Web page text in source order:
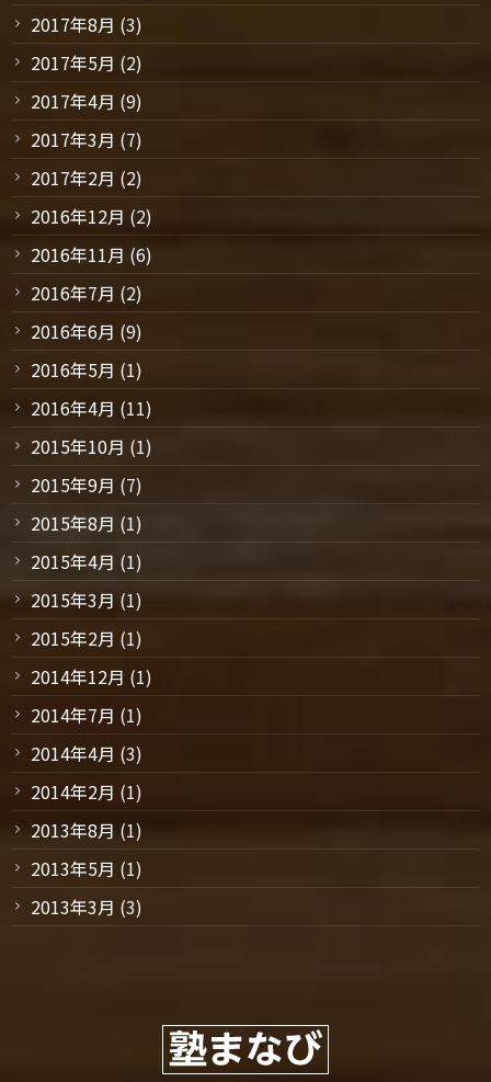
2017年8月 (3)
2017年5月 (2)
2017年4月 (9)
2017年3月 (7)
2017年2月 (2)
2016年12月 (2)
2016年11月 (6)
2016年7月 (2)
2016年6月 (9)
2016年5月 (1)
2016年4月 (11)
2015年10月 (1)
2015年9月 (7)
2015年8月 (1)
2015年4月 (1)
2015年3月 (1)
2015年2月 (1)
2014年12月 (1)
2014年7月 (1)
2014年4月 (3)
2014年2月 (1)
2013年8月 (1)
2013年5月 (1)
2013年3月 (3)